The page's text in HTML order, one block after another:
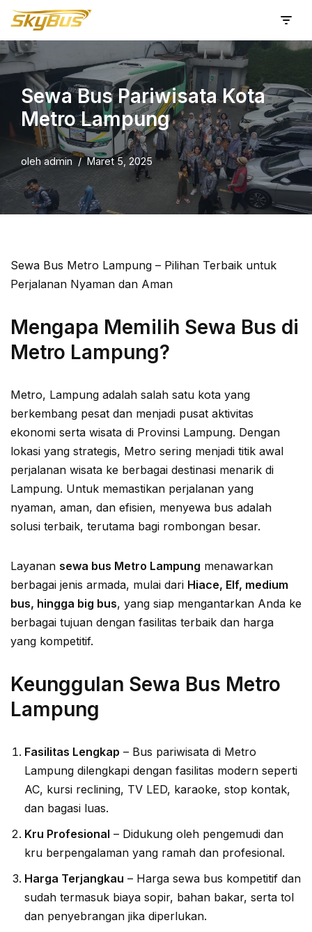
Lompat
ke
konten
Sewa Bus Pariwisata Kota
Metro Lampung
olehadmin Maret 5, 2025
Sewa Bus Metro Lampung – Pilihan Terbaik untuk
Perjalanan Nyaman dan Aman
Mengapa Memilih Sewa Bus di
Metro Lampung?
Metro, Lampung adalah salah satu kota yang
berkembang pesat dan menjadi pusat aktivitas
ekonomi serta wisata di Provinsi Lampung. Dengan
lokasi yang strategis, Metro sering menjadi titik awal
perjalanan wisata ke berbagai destinasi menarik di
Lampung. Untuk memastikan perjalanan yang
nyaman, aman, dan efisien, menyewa bus adalah
solusi terbaik, terutama bagi rombongan besar.
Layanan sewa bus Metro Lampung menawarkan
berbagai jenis armada, mulai dari Hiace, Elf, medium
bus, hingga big bus, yang siap mengantarkan Anda ke
berbagai tujuan dengan fasilitas terbaik dan harga
yang kompetitif.
Keunggulan Sewa Bus Metro
Lampung
Fasilitas Lengkap – Bus pariwisata di Metro
Lampung dilengkapi dengan fasilitas modern seperti
AC, kursi reclining, TV LED, karaoke, stop kontak,
dan bagasi luas.
Kru Profesional – Didukung oleh pengemudi dan
kru berpengalaman yang ramah dan profesional.
Harga Terjangkau – Harga sewa bus kompetitif dan
sudah termasuk biaya sopir, bahan bakar, serta tol
dan penyebrangan jika diperlukan.